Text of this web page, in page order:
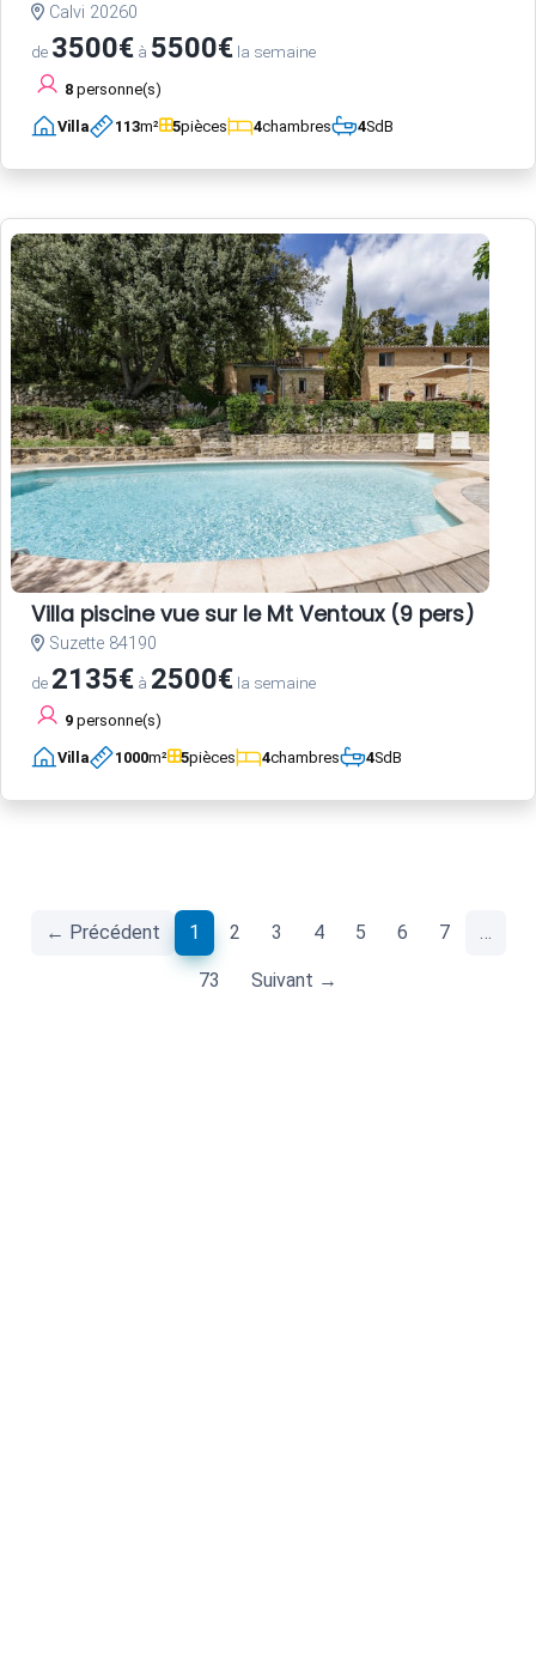
Calvi 20260
de 3500€ à 5500€ la semaine
8 personne(s)
Villa 113m² 5pièces 4chambres 4SdB
Villa piscine vue sur le Mt Ventoux (9 pers)
Suzette 84190
de 2135€ à 2500€ la semaine
9 personne(s)
Villa 1000m² 5pièces 4chambres 4SdB
← Précédent 1 (current)
2 3 4 5 6 7 …
73 Suivant →